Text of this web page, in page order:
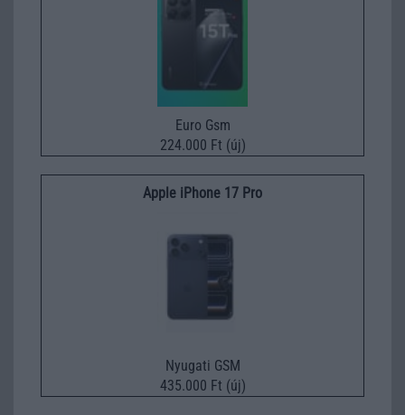
Euro Gsm
224.000 Ft (új)
Apple iPhone 17 Pro
Nyugati GSM
435.000 Ft (új)